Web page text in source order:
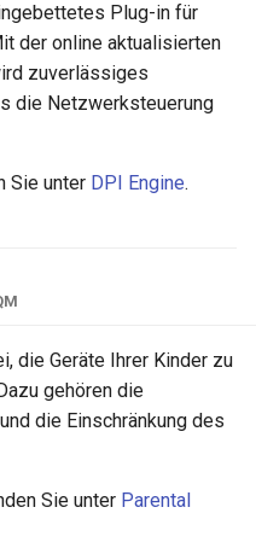
Plug-in für
der online aktualisierten
zuverlässiges
die Netzwerksteuerung
Sie unter DPI Engine.
die Geräte Ihrer Kinder zu
gehören die
die Einschränkung des
Sie unter Parental